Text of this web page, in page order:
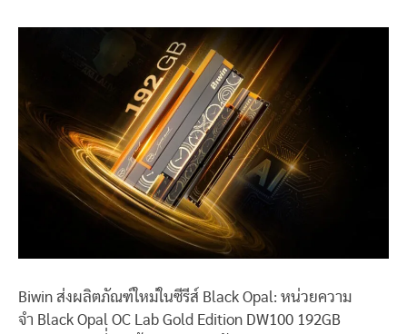
Biwin ส่งผลิตภัณฑ์ใหม่ในซีรีส์ Black Opal: หน่วยความ
จำ Black Opal OC Lab Gold Edition DW100 192GB